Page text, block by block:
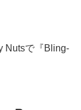
Nutsで『Bling-